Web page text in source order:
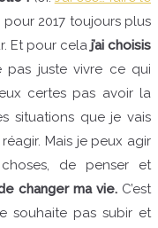
2017 toujours plus
Et pour cela j’ai choisis
pas juste vivre ce qui
certes pas avoir la
situations que je vais
Mais je peux agir
de penser et
changer ma vie.C’est
souhaite pas subir et